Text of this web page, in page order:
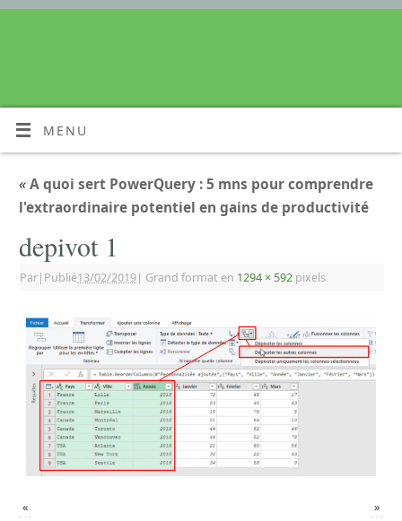
MENU
«A quoi sert PowerQuery : 5 mns pour comprendre
l'extraordinaire potentiel en gains de productivité
depivot 1
Par| Publié13/02/2019| Grand format en 1294 × 592 pixels
« »